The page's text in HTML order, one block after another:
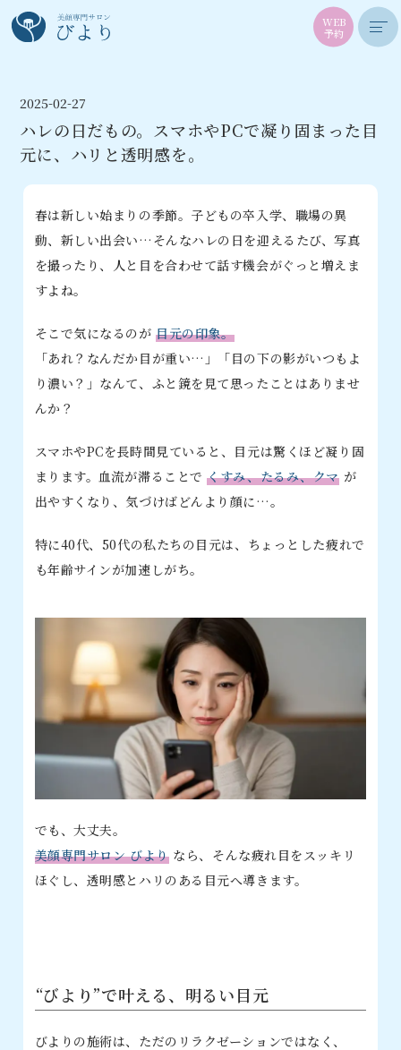
WEB
予約
2025-02-27
ハレの日だもの。スマホやPCで凝り固まった目
元に、ハリと透明感を。
春は新しい始まりの季節。子どもの卒入学、職場の異
動、新しい出会い…そんなハレの日を迎えるたび、写真
を撮ったり、人と目を合わせて話す機会がぐっと増えま
すよね。
そこで気になるのが目元の印象。
「あれ？なんだか目が重い…」「目の下の影がいつもよ
り濃い？」なんて、ふと鏡を見て思ったことはありませ
んか？
スマホやPCを長時間見ていると、目元は驚くほど凝り固
まります。血流が滞ることでくすみ、たるみ、クマが
出やすくなり、気づけばどんより顔に…。
特に40代、50代の私たちの目元は、ちょっとした疲れで
も年齢サインが加速しがち。
でも、大丈夫。
美顔専門サロン びよりなら、そんな疲れ目をスッキリ
ほぐし、透明感とハリのある目元へ導きます。
“びより”で叶える、明るい目元
びよりの施術は、ただのリラクゼーションではなく、